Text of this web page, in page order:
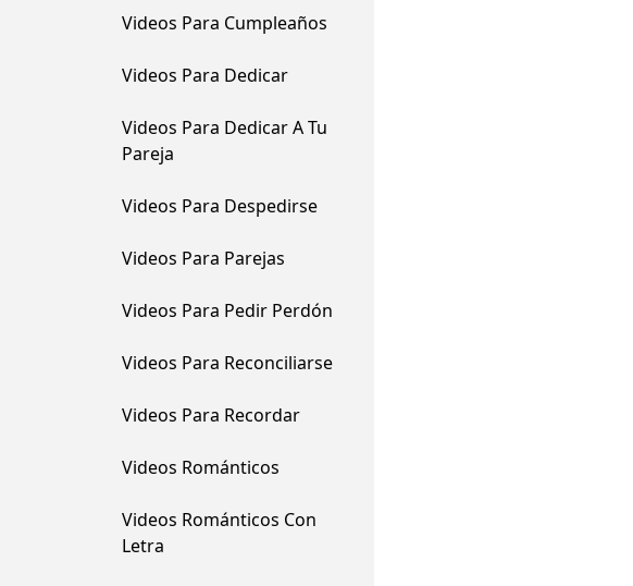
Videos Para Cumpleaños
Videos Para Dedicar
Videos Para Dedicar A Tu
Pareja
Videos Para Despedirse
Videos Para Parejas
Videos Para Pedir Perdón
Videos Para Reconciliarse
Videos Para Recordar
Videos Románticos
Videos Románticos Con
Letra